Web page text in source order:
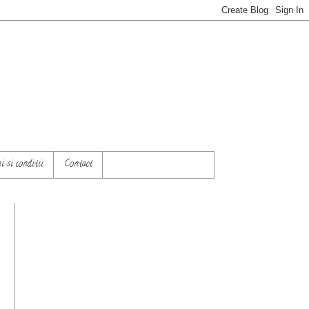
si conditii Contact